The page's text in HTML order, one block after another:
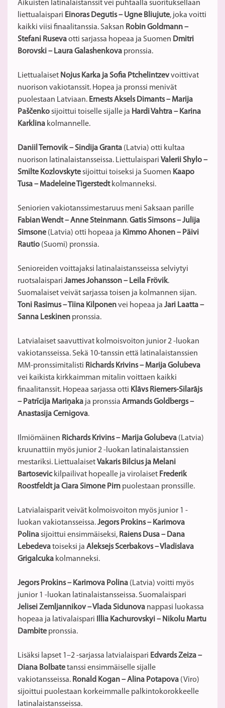
Aikuisten latinalaistanssit vei puhtaalla suorituksellaan
liettualaispari Einoras Degutis – Ugne Bliujute, joka voitti
kaikki viisi finaalitanssia. Saksan Robin Goldmann –
Stefani Rusevaotti sarjassa hopeaa ja Suomen Dmitri
Borovski – Laura Galashenkova pronssia.
Liettualaiset Nojus Karka ja Sofia Ptchelintzevvoittivat
nuorison vakiotanssit. Hopea ja pronssi menivät
puolestaan Latviaan. Ernests Aksels Dimants – Marija
Paščenkosijoittui toiselle sijalle ja Hardi Vahtra – Karina
Karklina kolmannelle.
Daniil Ternovik – Sindija Granta (Latvia) otti kultaa
nuorison latinalaistansseissa. Liettulaispari Valerii Shylo –
Smilte Kozlovskytesijoittui toiseksi ja Suomen Kaapo
Tusa – Madeleine Tigerstedt kolmanneksi.
Seniorien vakiotanssimestaruus meni Saksaan parille
Fabian Wendt – Anne Steinmann.Gatis Simsons – Julija
Simsone (Latvia) otti hopeaa ja Kimmo Ahonen – Päivi
Rautio (Suomi) pronssia.
Senioreiden voittajaksi latinalaistansseissa selviytyi
ruotsalaispari James Johansson – Leila Frövik.
Suomalaiset veivät sarjassa toisen ja kolmannen sijan.
Toni Rasimus – Tiina Kilponenvei hopeaa ja Jari Laatta –
Sanna Leskinen pronssia.
Latvialaiset saavuttivat kolmoisvoiton junior 2 -luokan
vakiotansseissa. Sekä 10-tanssin että latinalaistanssien
MM-pronssimitalisti Richards Krivins – Marija Golubeva
vei kaikista kirkkaimman mitalin voittaen kaikki
finaalitanssit. Hopeaa sarjassa otti Klāvs Riemers-Silarājs
– Patrīcija Mariņaka ja pronssia Armands Goldbergs –
Anastasija Cernigova.
Ilmiömäinen Richards Krivins – Marija Golubeva (Latvia)
kruunattiin myös junior 2 -luokan latinalaistanssien
mestariksi. LiettualaisetVakaris Bilcius ja Melani
Bartosevic kilpailivat hopealle ja virolaiset Frederik
Roostfeldt ja Ciara Simone Pirn puolestaan pronssille.
Latvialaisparit veivät kolmoisvoiton myös junior 1 -
luokan vakiotansseissa.Jegors Prokins – Karimova
Polinasijoittui ensimmäiseksi, Raiens Dusa – Dana
Lebedevatoiseksi ja Aleksejs Scerbakovs – Vladislava
Grigalcuka kolmanneksi.
Jegors Prokins – Karimova Polina (Latvia) voitti myös
junior 1 -luokan latinalaistansseissa. Suomalaispari
Jelisei Zemljannikov – Vlada Sidunova nappasi luokassa
hopeaa ja lativalaispari
Illia Kachurovskyi – Nikolu Martu
Dambite pronssia.
Lisäksi lapset 1 –2 -sarjassa latvialaispari Edvards Zeiza –
Diana Bolbatetanssi ensimmäiselle sijalle
vakiotansseissa. Ronald Kogan – Alina Potapova (Viro)
sijoittui puolestaan korkeimmalle palkintokorokkeelle
latinalaistansseissa.